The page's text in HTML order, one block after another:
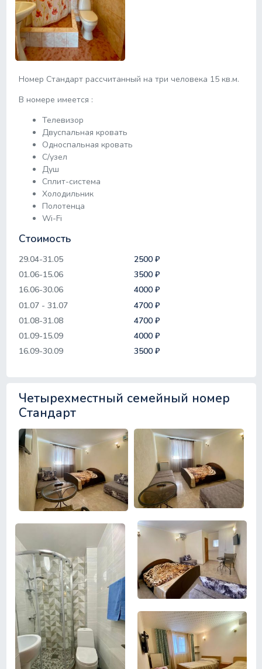
Номер Стандарт рассчитанный на три человека 15 кв.м.
В номере имеется :
Телевизор
Двуспальная кровать
Односпальная кровать
С/узел
Душ
Сплит-система
Холодильник
Полотенца
Wi-Fi
Стоимость
29.04-31.05
2500 ₽
01.06-15.06
3500 ₽
16.06-30.06
4000 ₽
01.07 - 31.07
4700 ₽
01.08-31.08
4700 ₽
01.09-15.09
4000 ₽
16.09-30.09
3500 ₽
Четырехместный семейный номер
Стандарт